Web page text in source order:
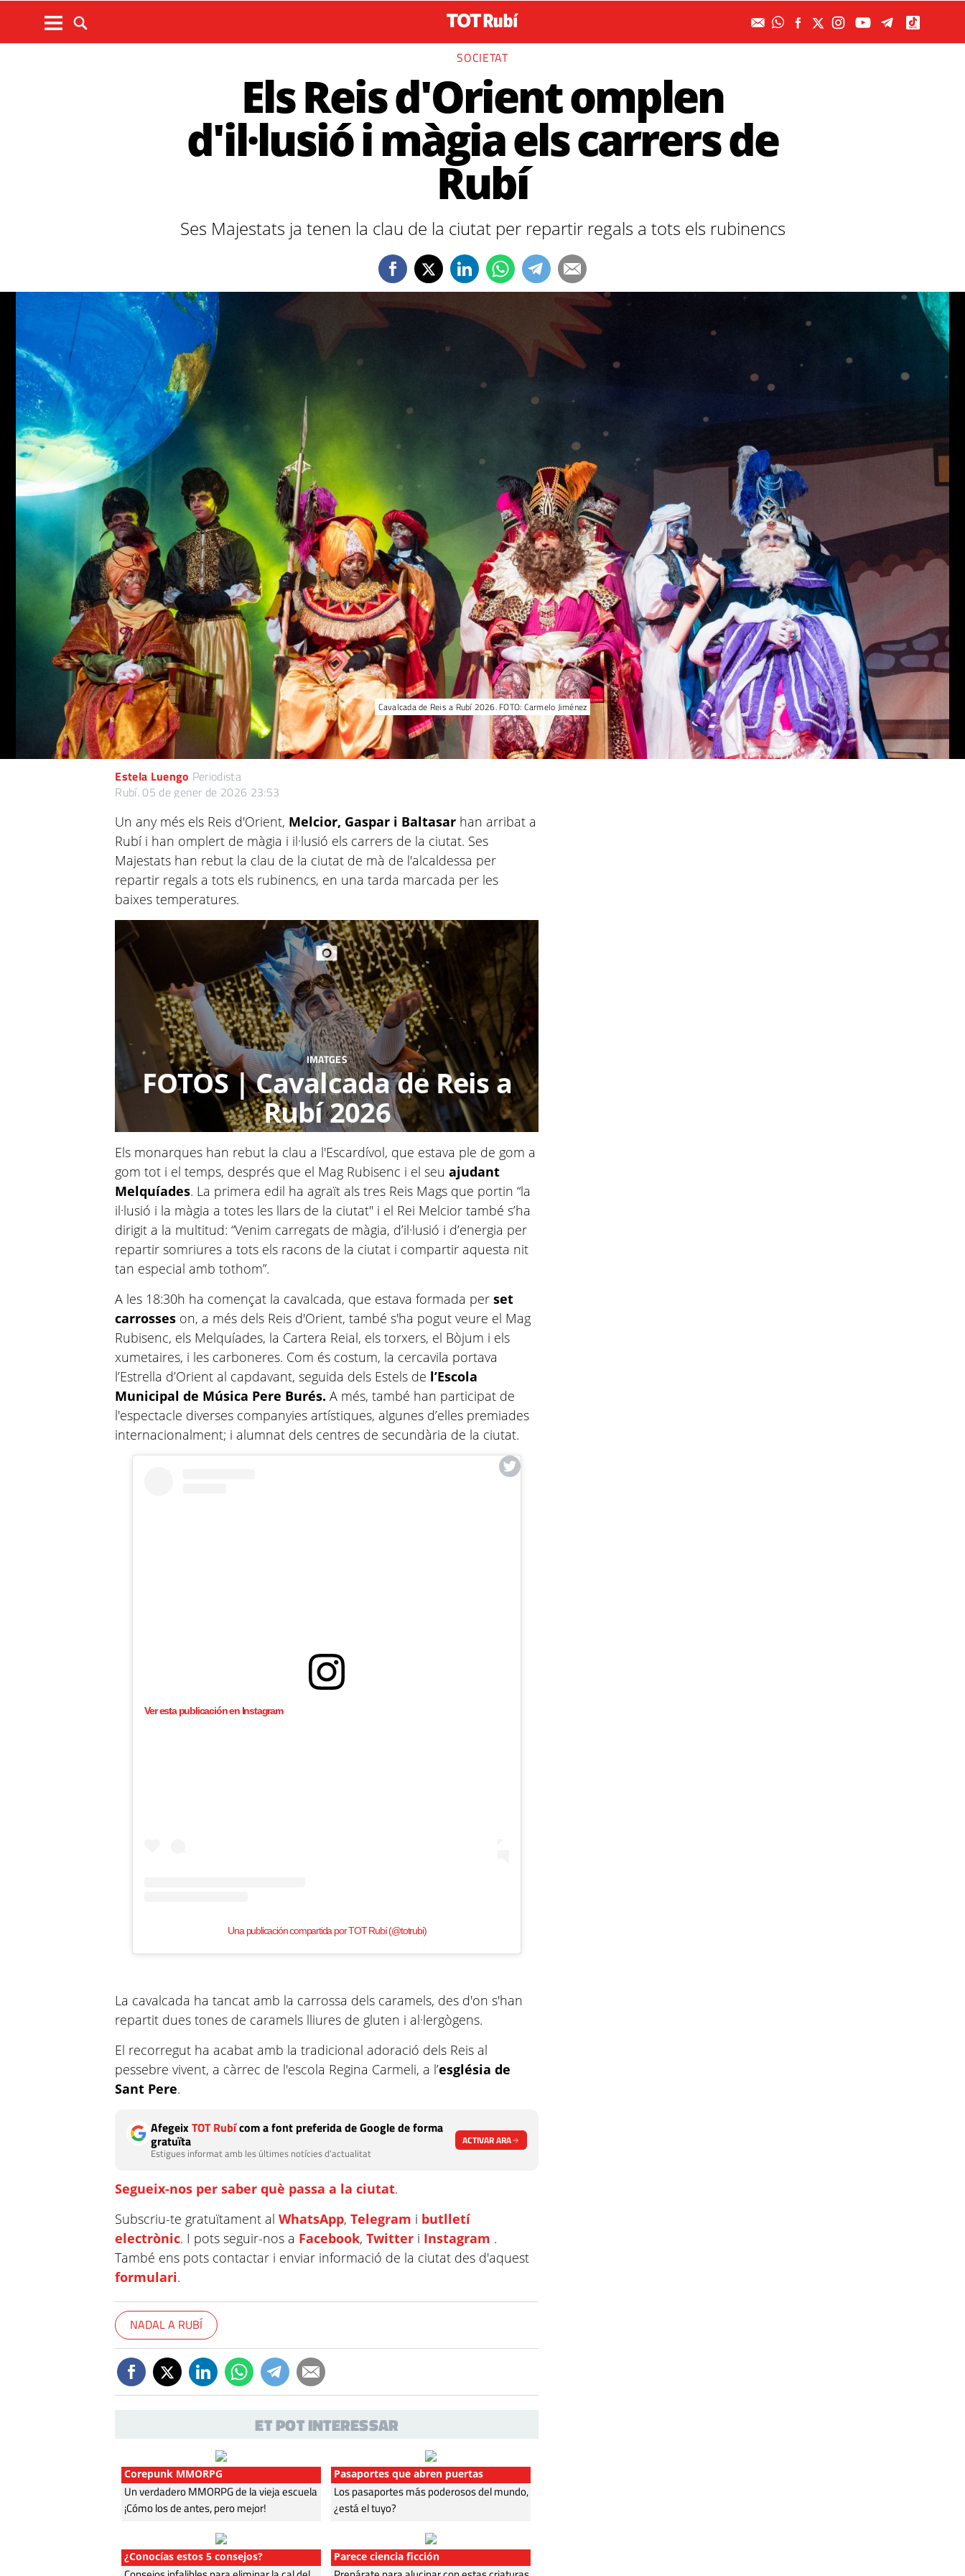
SOCIETAT
Els Reis d'Orient omplen
d'il·lusió i màgia els carrers de
Rubí
Ses Majestats ja tenen la clau de la ciutat per repartir regals a tots els rubinencs
Cavalcada de Reis a Rubí 2026. FOTO: Carmelo Jiménez
Estela Luengo Periodista
Rubí. 05 de gener de 2026 23:53
Un any més els Reis d'Orient, Melcior, Gaspar i Baltasar han arribat a
Rubí i han omplert de màgia i il·lusió els carrers de la ciutat. Ses
Majestats han rebut la clau de la ciutat de mà de l'alcaldessa per
repartir regals a tots els rubinencs, en una tarda marcada per les
baixes temperatures.
IMATGES
FOTOS | Cavalcada de Reis a
Rubí 2026
Els monarques han rebut la clau a l'Escardívol, que estava ple de gom a
gom tot i el temps, després que el Mag Rubisenc i el seuajudant
Melquíades. La primera edil ha agraït als tres Reis Mags que portin “la
il·lusió i la màgia a totes les llars de la ciutat" i el Rei Melcior també s’ha
dirigit a la multitud: “Venim carregats de màgia, d’il·lusió i d’energia per
repartir somriures a tots els racons de la ciutat i compartir aquesta nit
tan especial amb tothom”.
A les 18:30h ha començat la cavalcada, que estava formada perset
carrosses on, a més dels Reis d'Orient, també s'ha pogut veure el Mag
Rubisenc, els Melquíades, la Cartera Reial, els torxers, el Bòjum i els
xumetaires, i les carboneres. Com és costum, la cercavila portava
l’Estrella d’Orient al capdavant, seguida dels Estels de l’Escola
Municipal de Música Pere Burés. A més, també han participat de
l'espectacle diverses companyies artístiques, algunes d’elles premiades
internacionalment; i alumnat dels centres de secundària de la ciutat.
Ver esta publicación en Instagram
Una publicación compartida por TOT Rubí (@totrubi)
La cavalcada ha tancat amb la carrossa dels caramels, des d'on s'han
repartit dues tones de caramels lliures de gluten i al·lergògens.
El recorregut ha acabat amb la tradicional adoració dels Reis al
pessebre vivent, a càrrec de l'escola Regina Carmeli, a l’església de
Sant Pere.
AfegeixTOT Rubícom a font preferida de Google de forma
gratuïta
Estigues informat amb les últimes notícies d'actualitat
ACTIVAR ARA
Segueix-nos per saber què passa a la ciutat.
Subscriu-te gratuïtament alWhatsApp,Telegram i butlletí
electrònic. I pots seguir-nos a Facebook,Twitter i Instagram .
També ens pots contactar i enviar informació de la ciutat des d'aquest
formulari.
NADAL A RUBÍ
ET POT INTERESSAR
Corepunk MMORPG
Un verdadero MMORPG de la vieja escuela
¡Cómo los de antes, pero mejor!
Pasaportes que abren puertas
Los pasaportes más poderosos del mundo,
¿está el tuyo?
¿Conocías estos 5 consejos? Parece ciencia ficción